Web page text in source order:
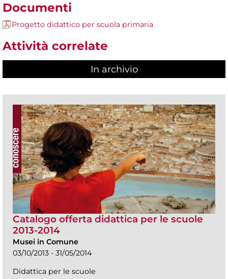
Documenti
Progetto didattico per scuola primaria
Attività correlate
In archivio
Catalogo offerta didattica per le scuole
2013-2014
Musei in Comune
03/10/2013 - 31/05/2014
Didattica per le scuole